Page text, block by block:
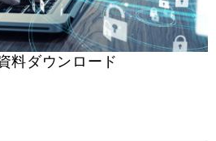
料ダウンロード